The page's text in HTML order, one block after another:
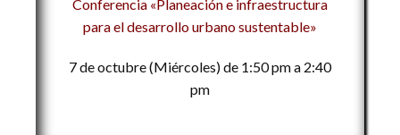
Conferencia «Planeación e infraestructura
para el desarrollo urbano sustentable»
7 de octubre (Miércoles) de 1:50 pm a 2:40
pm